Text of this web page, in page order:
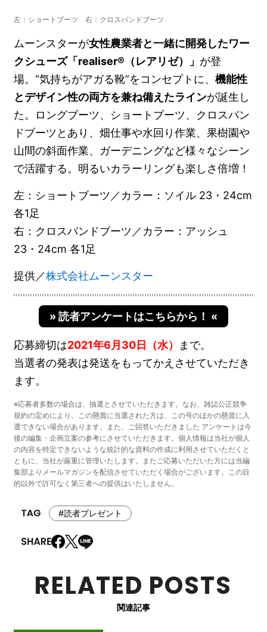
左：ショートブーツ 右：クロスバンドブーツ
ムーンスターが女性農業者と一緒に開発したワー
クシューズ「realiser®（レアリゼ）」 が登
場。“気持ちがアガる靴”をコンセプトに、機能性
とデザイン性の両方を兼ね備えたラインが誕生し
た。ロングブーツ、ショートブーツ、クロスバン
ドブーツとあり、畑仕事や水回り作業、果樹園や
山間の斜面作業、ガーデニングなど様々なシーン
で活躍する。明るいカラーリングも楽しさ倍増！
左：ショートブーツ／カラー：ソイル 23・24cm
各1足
右：クロスバンドブーツ／カラー：アッシュ
23・24cm 各1足
提供／株式会社ムーンスター
» 読者アンケートはこちらから！ «
応募締切は2021年6月30日（水）
まで。
当選者の発表は発送をもってかえさせていただき
ます。
※応募者多数の場合は、抽選とさせていただきます。なお、雑誌公正競争
規約の定めにより、この懸賞に当選された方は、この号のほかの懸賞に入
選できない場合があります。また、ご回答いただきました アンケートは今
後の編集・企画立案の参考にさせていただきます。個人情報は当社が個人
の内容を特定できないような統計的な資料の作成に利用させていただくと
ともに、当社が厳重に管理いたします。またご応募いただいた方には当編
集部よりメールマガジンを配信させていただく場合がございます。この目
的以外で許可なく第三者への提供はいたしません。
#読者プレゼント
RELATED POSTS
関連記事